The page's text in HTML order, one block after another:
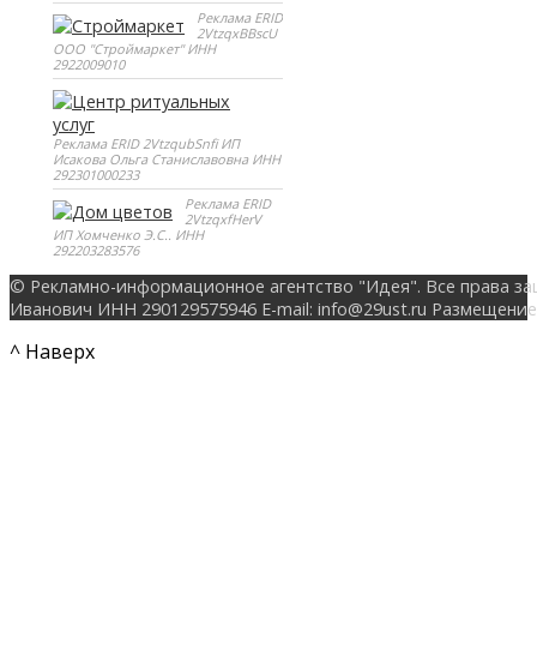
Реклама ERID
2VtzqxBBscU
ООО "Строймаркет" ИНН
2922009010
Реклама ERID 2VtzqubSnfi ИП
Исакова Ольга Станиславовна ИНН
292301000233
Реклама ERID
2VtzqxfHerV
ИП Хомченко Э.С.. ИНН
292203283576
© Рекламно-информационное агентство "Идея". Все права
Иванович ИНН 290129575946 E-mail: info@29ust.ru
^ Наверх